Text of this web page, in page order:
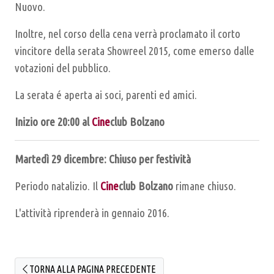
Nuovo.
Inoltre, nel corso della cena verrà proclamato il corto
vincitore della serata Showreel 2015, come emerso dalle
votazioni del pubblico.
La serata é aperta ai soci, parenti ed amici.
Inizio ore 20:00 al Cineclub Bolzano
Martedì 29 dicembre: Chiuso per festività
Periodo natalizio. Il Cineclub Bolzano rimane chiuso.
L'attività riprenderà in gennaio 2016.
TORNA ALLA PAGINA PRECEDENTE